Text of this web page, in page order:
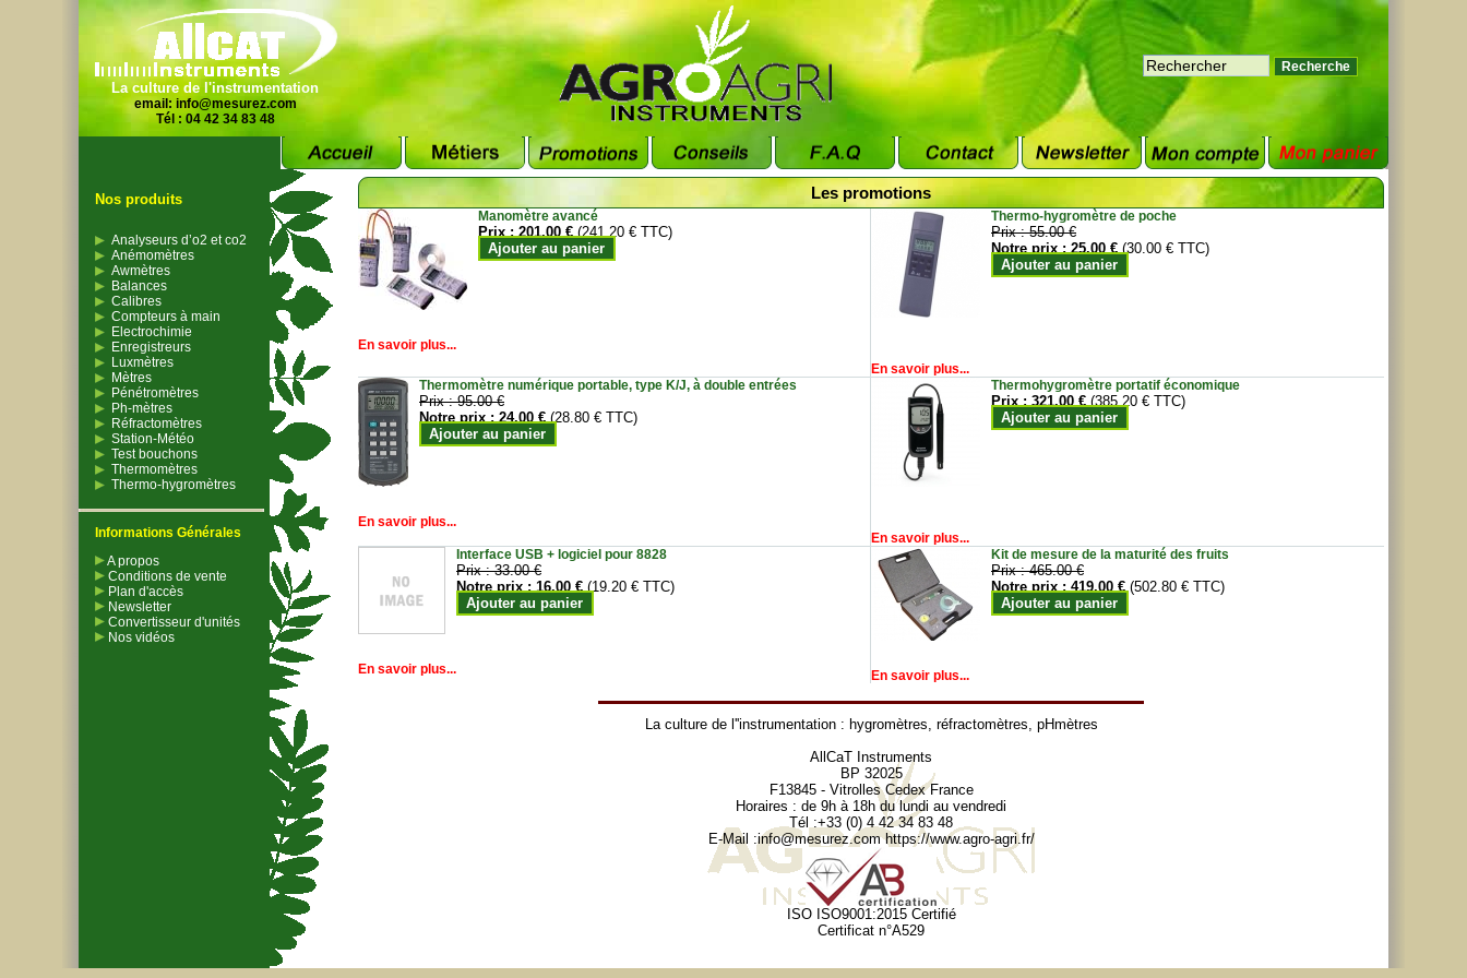
La culture de l'instrumentation
email: info@mesurez.com
Tél : 04 42 34 83 48
Nos produits
Analyseurs d’o2 et co2
Anémomètres
Awmètres
Balances
Calibres
Compteurs à main
Electrochimie
Enregistreurs
Luxmètres
Mètres
Pénétromètres
Ph-mètres
Réfractomètres
Station-Météo
Test bouchons
Thermomètres
Thermo-hygromètres
Informations Générales
A propos
Conditions de vente
Plan d'accès
Newsletter
Convertisseur d'unités
Nos vidéos
Les promotions
Manomètre avancé
Prix :201.00 € (241.20 € TTC)
Ajouter au panier
En savoir plus...
Thermo-hygromètre de poche
Prix :55.00 €
Notre prix :25.00 € (30.00 € TTC)
Ajouter au panier
En savoir plus...
Thermomètre numérique portable, type K/J, à double entrées
Prix :95.00 €
Notre prix :24.00 € (28.80 € TTC)
Ajouter au panier
En savoir plus...
Thermohygromètre portatif économique
Prix :321.00 € (385.20 € TTC)
Ajouter au panier
En savoir plus...
Interface USB + logiciel pour 8828
Prix :33.00 €
Notre prix :16.00 € (19.20 € TTC)
Ajouter au panier
En savoir plus...
Kit de mesure de la maturité des fruits
Prix :465.00 €
Notre prix :419.00 € (502.80 € TTC)
Ajouter au panier
En savoir plus...
La culture de l''instrumentation : hygromètres, réfractomètres, pHmètres
AllCaT Instruments
BP 32025
F13845 - Vitrolles Cedex France
Horaires : de 9h à 18h du lundi au vendredi
Tél :+33 (0) 4 42 34 83 48
E-Mail :info@mesurez.com https://www.agro-agri.fr/
ISO ISO9001:2015 Certifié
Certificat n°A529